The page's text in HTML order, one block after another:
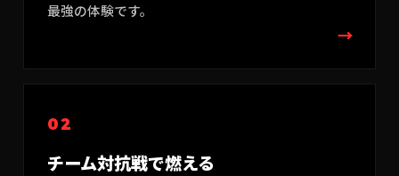
最強の体験です。
→
02
チーム対抗戦で燃える